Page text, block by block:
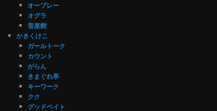
オーブレー
オグラ
音楽館
かきくけこ
ガールトーク
カウント
がらん
きまぐれ亭
キーワーク
クク
グッドベイト